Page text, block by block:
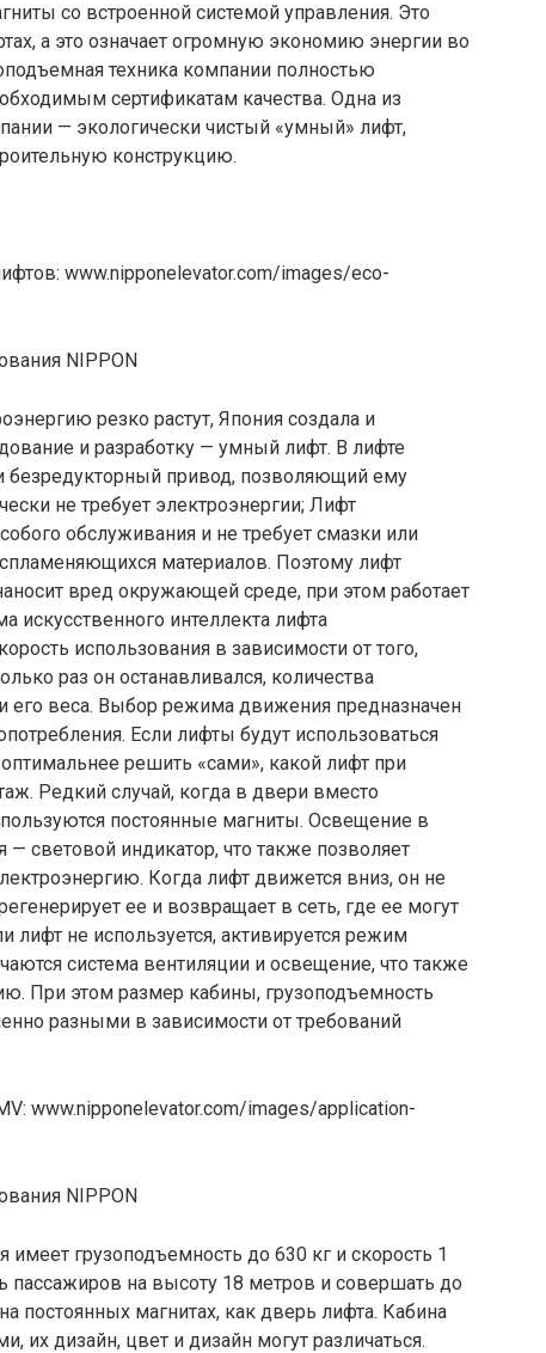
со встроенной системой управления. Это
а это означает огромную экономию энергии во
техника компании полностью
сертификатам качества. Одна из
— экологически чистый «умный» лифт,
конструкцию.
www.nipponelevator.com/images/eco-
резко растут, Япония создала и
и разработку — умный лифт. В лифте
безредукторный привод, позволяющий ему
не требует электроэнергии; Лифт
обслуживания и не требует смазки или
материалов. Поэтому лифт
вред окружающей среде, при этом работает
искусственного интеллекта лифта
использования в зависимости от того,
раз он останавливался, количества
его веса. Выбор режима движения предназначен
Если лифты будут использоваться
решить «сами», какой лифт при
Редкий случай, когда в двери вместо
постоянные магниты. Освещение в
— световой индикатор, что также позволяет
Когда лифт движется вниз, он не
ее и возвращает в сеть, где ее могут
лифт не используется, активируется режим
система вентиляции и освещение, что также
При этом размер кабины, грузоподъемность
разными в зависимости от требований
www.nipponelevator.com/images/application-
грузоподъемность до 630 кг и скорость 1
пассажиров на высоту 18 метров и совершать до
постоянных магнитах, как дверь лифта. Кабина
их дизайн, цвет и дизайн могут различаться.